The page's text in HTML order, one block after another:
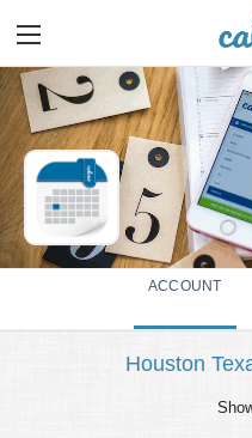
ACCOUNT
Houston